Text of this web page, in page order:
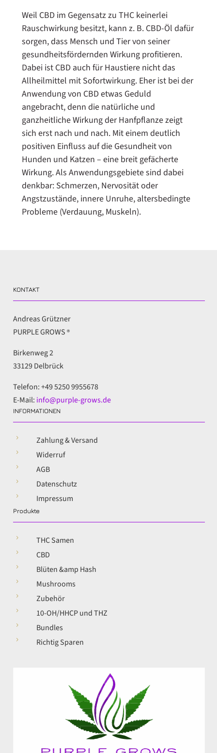
Weil CBD im Gegensatz zu THC keinerlei
Rauschwirkung besitzt, kann z. B. CBD-Öl dafür
sorgen, dass Mensch und Tier von seiner
gesundheitsfördernden Wirkung profitieren.
Dabei ist CBD auch für Haustiere nicht das
Allheilmittel mit Sofortwirkung. Eher ist bei der
Anwendung von CBD etwas Geduld
angebracht, denn die natürliche und
ganzheitliche Wirkung der Hanfpflanze zeigt
sich erst nach und nach. Mit einem deutlich
positiven Einfluss auf die Gesundheit von
Hunden und Katzen – eine breit gefächerte
Wirkung. Als Anwendungsgebiete sind dabei
denkbar: Schmerzen, Nervosität oder
Angstzustände, innere Unruhe, altersbedingte
Probleme (Verdauung, Muskeln).
KONTAKT
Andreas Grützner
PURPLE GROWS®
Birkenweg 2
33129 Delbrück
Telefon: +49 5250 9955678
E-Mail: info@purple-grows.de
INFORMATIONEN
5 Zahlung & Versand
5 Widerruf
5 AGB
5 Datenschutz
5 Impressum
Produkte
5 THC Samen
5 CBD
5 Blüten &amp Hash
5 Mushrooms
5 Zubehör
5 10-OH/HHCP und THZ
5 Bundles
5 Richtig Sparen